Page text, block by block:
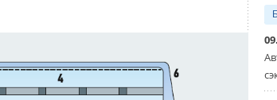
кондиционеров на фасадах и серьёзно